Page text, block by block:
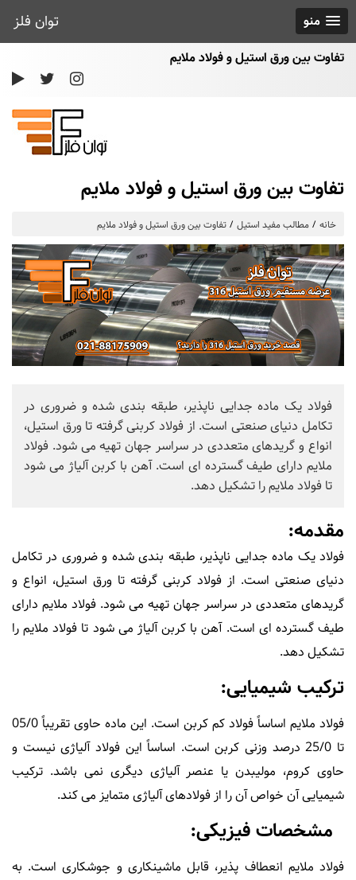
توان فلز
منو
تفاوت بین ورق استیل و فولاد ملایم
تفاوت بین ورق استیل و فولاد ملایم
خانه مطالب مفید استیل تفاوت بین ورق استیل و فولاد ملایم
فولاد یک ماده جدایی ناپذیر، طبقه بندی شده و ضروری در
تکامل دنیای صنعتی است. از فولاد کربنی گرفته تا ورق استیل،
انواع و گریدهای متعددی در سراسر جهان تهیه می شود. فولاد
ملایم دارای طیف گسترده ای است. آهن با کربن آلیاژ می شود
تا فولاد ملایم را تشکیل دهد.
مقدمه:
فولاد یک ماده جدایی ناپذیر، طبقه بندی شده و ضروری در تکامل
دنیای صنعتی است. از فولاد کربنی گرفته تا ورق استیل، انواع و
گریدهای متعددی در سراسر جهان تهیه می شود. فولاد ملایم دارای
طیف گسترده ای است. آهن با کربن آلیاژ می شود تا فولاد ملایم را
تشکیل دهد.
ترکیب شیمیایی:
فولاد ملایم اساساً فولاد کم کربن است. این ماده حاوی تقریباً 05/0
تا 25/0 درصد وزنی کربن است. اساساً این فولاد آلیاژی نیست و
حاوی کروم، مولیبدن یا عنصر آلیاژی دیگری نمی باشد. ترکیب
شیمیایی آن خواص آن را از فولادهای آلیاژی متمایز می کند.
مشخصات فیزیکی:
فولاد ملایم انعطاف پذیر، قابل ماشینکاری و جوشکاری است. به